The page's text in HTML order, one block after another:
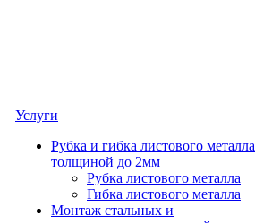
Услуги
Рубка и гибка листового металла
толщиной до 2мм
Рубка листового металла
Гибка листового металла
Монтаж стальных и